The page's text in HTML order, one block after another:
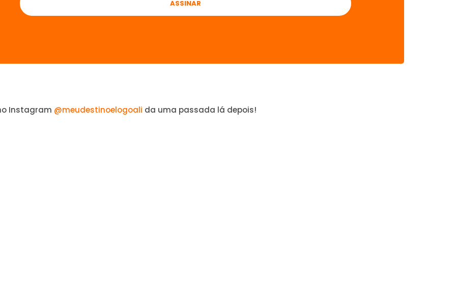
Instagram @meudestinoelogoali da uma passada lá depois!